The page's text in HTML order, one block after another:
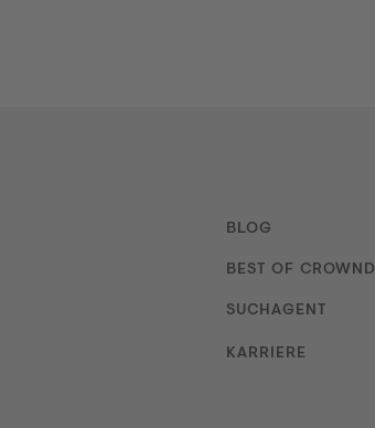
Navigation
BLOG
BEST OF CROWND
SUCHAGENT
KARRIERE